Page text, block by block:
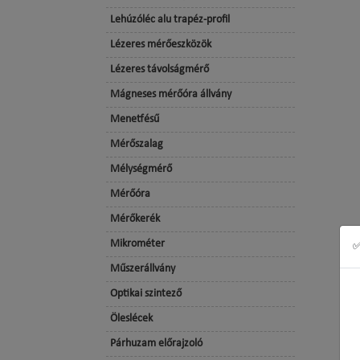
Lehúzóléc alu trapéz-profil
Lézeres mérőeszközök
Lézeres távolságmérő
Mágneses mérőóra állvány
Menetfésű
Mérőszalag
Mélységmérő
Mérőóra
Mérőkerék
Mikrométer
Műszerállvány
Optikai szintező
Öleslécek
Párhuzam előrajzoló